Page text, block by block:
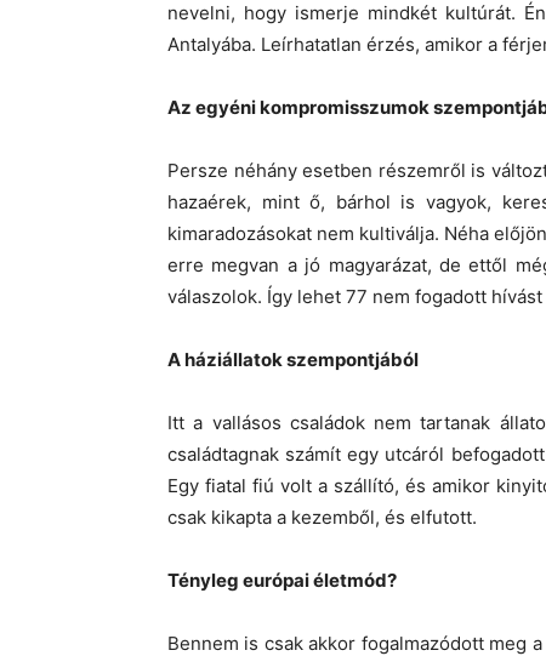
nevelni, hogy ismerje mindkét kultúrát.
Antalyába. Leírhatatlan érzés, amikor a
Az egyéni kompromisszumok
Persze néhány esetben részemről is
hazaérek, mint ő, bárhol is vagyok,
kimaradozásokat nem kultiválja. Néha
erre megvan a jó magyarázat, de ettől
válaszolok. Így lehet 77 nem fogadott
A háziállatok szempontjából
Itt a vallásos családok nem tartanak
családtagnak számít egy utcáról
Egy fiatal fiú volt a szállító, és amikor
csak kikapta a kezemből, és elfutott.
Tényleg európai életmód?
Bennem is csak akkor fogalmazódott meg